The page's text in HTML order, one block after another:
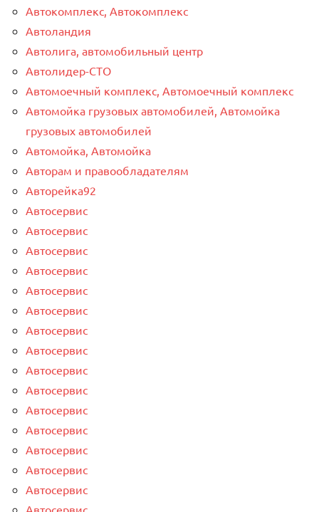
Автокомплекс, Автокомплекс
Автоландия
Автолига, автомобильный центр
Автолидер-СТО
Автомоечный комплекс, Автомоечный комплекс
Автомойка грузовых автомобилей, Автомойка
грузовых автомобилей
Автомойка, Автомойка
Авторам и правообладателям
Авторейка92
Автосервис
Автосервис
Автосервис
Автосервис
Автосервис
Автосервис
Автосервис
Автосервис
Автосервис
Автосервис
Автосервис
Автосервис
Автосервис
Автосервис
Автосервис